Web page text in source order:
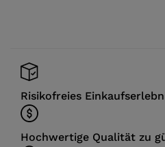
Risikofreies
Hochwertige Qualität zu